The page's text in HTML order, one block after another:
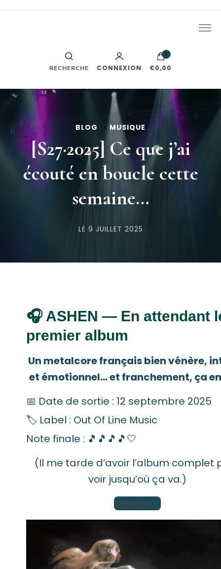
J'écris des romances. Le reste part généralement en vrille
RECHERCHE CONNEXION
0
€0,00
BLOG MUSIQUE
[S27·2025] Ce que j’ai
écouté en boucle cette
semaine…
LE 9 JUILLET 2025
🎧 ASHEN — En attendant
premier album
Un metalcore français bien vénère,
et émotionnel… et franchement, ça
📅 Date de sortie : 12 septembre 2025
🏷️ Label : Out Of Line Music
Note finale : 🎵🎵🎵🎵🤍
(Il me tarde d’avoir l’album complet
voir jusqu’où ça va.)
Découvrir…